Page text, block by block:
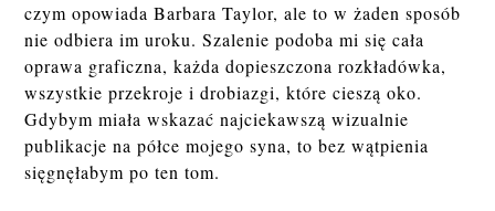
czym opowiada Barbara Taylor, ale to w żaden sposób
nie odbiera im uroku. Szalenie podoba mi się cała
oprawa graficzna, każda dopieszczona rozkładówka,
wszystkie przekroje i drobiazgi, które cieszą oko.
Gdybym miała wskazać najciekawszą wizualnie
publikacje na półce mojego syna, to bez wątpienia
sięgnęłabym po ten tom.